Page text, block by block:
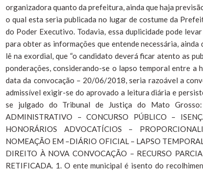
organizadora quanto da prefeitura, ainda que haja
o qual esta seria publicada no lugar de costume da
do Poder Executivo. Todavia, essa duplicidade pode
para obter as informações que entende necessária,
lê na exordial, que “o candidato deverá ficar atento as
ponderações, considerando-se o lapso temporal entre
data da convocação – 20/06/2018, seria razoável a
admissível exigir-se do aprovado a leitura diária e
se julgado do Tribunal de Justiça do Mato Grosso:
ADMINISTRATIVO – CONCURSO PÚBLICO –
HONORÁRIOS ADVOCATÍCIOS –
NOMEAÇÃO EM –DIÁRIO OFICIAL – LAPSO
DIREITO À NOVA CONVOCAÇÃO – RECURSO
RETIFICADA. 1. O ente municipal é isento do